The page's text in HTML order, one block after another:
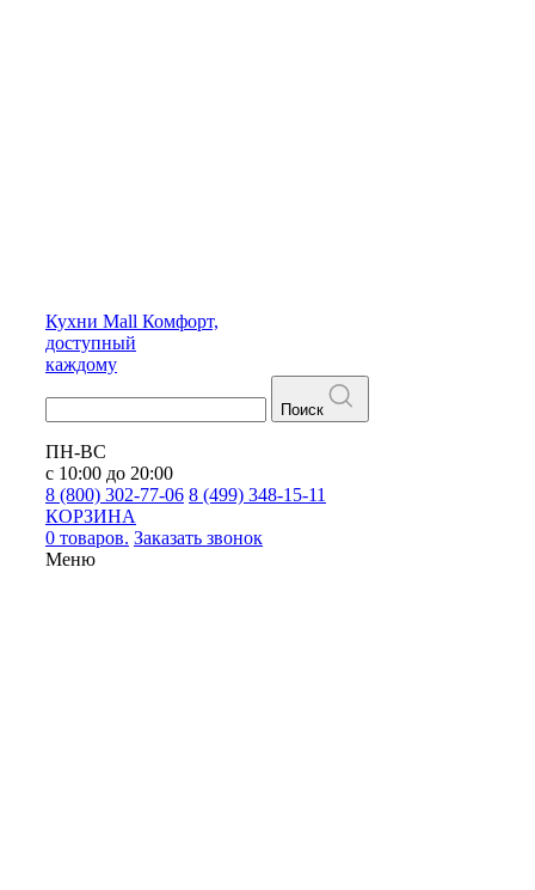
Кухни Mall Комфорт,
доступный
каждому
Поиск
ПН-ВС
с 10:00 до 20:00
8 (800) 302-77-06 8 (499) 348-15-11
КОРЗИНА
0 товаров. Заказать звонок
Меню